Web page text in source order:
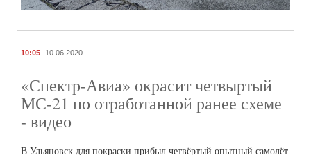
10:05 10.06.2020
«Спектр-Авиа» окрасит четвыртый
МС-21 по отработанной ранее схеме
- видео
В Ульяновск для покраски прибыл четвёртый опытный самолёт